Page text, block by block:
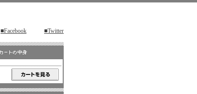
■Facebook ■Twitter